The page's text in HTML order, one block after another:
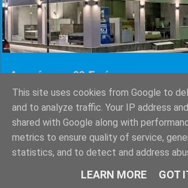
ΕΜΙΛΥ ΚΑΡΥΓΙΑΝΝΗ
This site uses cookies from Google to
and to analyze traffic. Your IP address
shared with Google along with
metrics to ensure quality of service,
statistics, and to detect and address
LEARN MORE GOT